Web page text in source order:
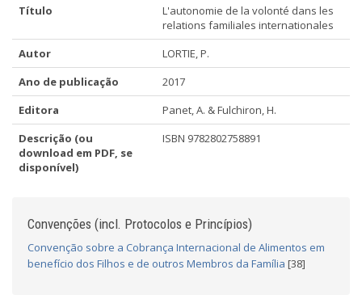
Título
L'autonomie de la volonté dans les
relations familiales internationales
Autor
LORTIE, P.
Ano de publicação
2017
Editora
Panet, A. & Fulchiron, H.
Descrição (ou
download em PDF, se
disponível)
ISBN 9782802758891
Convenções (incl. Protocolos e Princípios)
Convenção sobre a Cobrança Internacional de Alimentos em
benefício dos Filhos e de outros Membros da Família [38]